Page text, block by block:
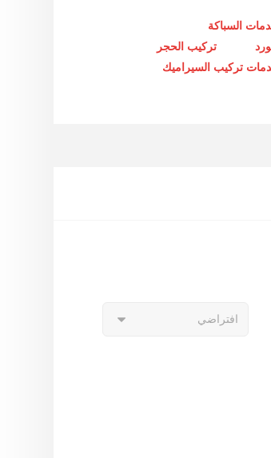
السباكة
تركيب الحجر
تركيب السيراميك